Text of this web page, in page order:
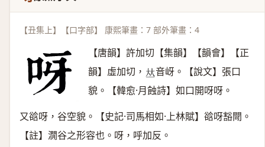
【丑集上】【口字部】 康熙筆畫：7 部外筆畫：4
【唐韻】許加切【集韻】【韻會】【正
韻】虛加切， 𠀤音岈。【說文】張口
貌。【韓愈·月蝕詩】如口開呀呀。
又谽呀，谷空貌。【史記·司馬相如·上林賦】谽呀豁閜。
【註】㵎谷之形容也。呀，呼加反。